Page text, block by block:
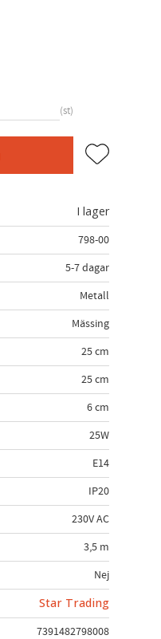
st
Lägg till i
I lager
798-00
5-7 dagar
Metall
Mässing
25 cm
25 cm
6 cm
25W
E14
IP20
230V AC
3,5 m
Nej
Star Trading
7391482798008